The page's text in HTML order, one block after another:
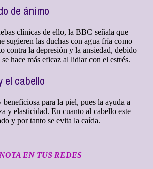
de ánimo
clínicas de ello, la BBC señala que
sugieren las duchas con agua fría como
contra la depresión y la ansiedad, debido
hace más eficaz al lidiar con el estrés.
el cabello
para la piel, pues la ayuda a
y elasticidad. En cuanto al cabello este
y por tanto se evita la caída.
EN TUS REDES